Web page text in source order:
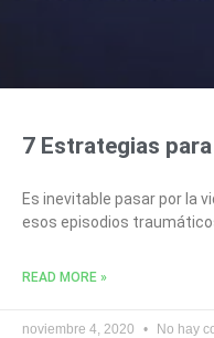
7 Estrategias
Es inevitable pasar por la
esos episodios
READ MORE »
noviembre 4, 2020 No hay